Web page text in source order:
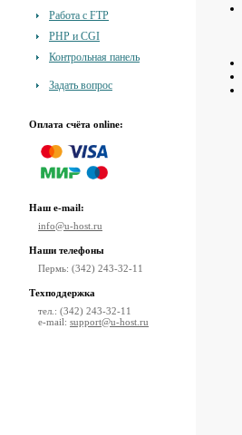
Работа с FTP
PHP и CGI
Контрольная панель
Задать вопрос
Оплата счёта online:
Наш e-mail:
info@u-host.ru
Наши телефоны
Пермь: (342) 243-32-11
Техподдержка
тел.: (342) 243-32-11
e-mail: support@u-host.ru